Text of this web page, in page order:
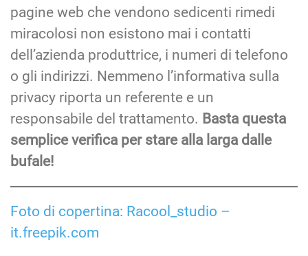
pagine web che vendono sedicenti rimedi
miracolosi non esistono mai i contatti
dell’azienda produttrice, i numeri di telefono
o gli indirizzi. Nemmeno l’informativa sulla
privacy riporta un referente e un
responsabile del trattamento. Basta questa
semplice verifica per stare alla larga dalle
bufale!
Foto di copertina: Racool_studio –
it.freepik.com